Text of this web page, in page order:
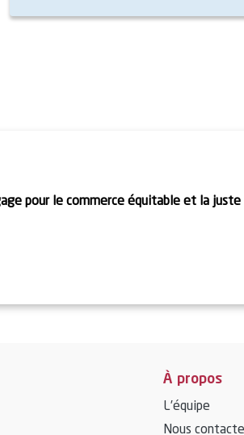
pour le commerce équitable et la
À propos
L’équipe
Nous